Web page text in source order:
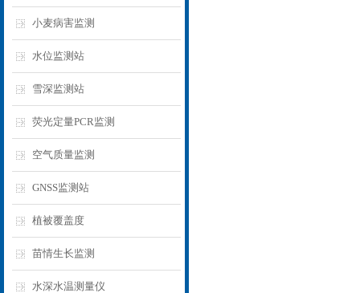
小麦病害监测
水位监测站
雪深监测站
荧光定量PCR监测
空气质量监测
GNSS监测站
植被覆盖度
苗情生长监测
水深水温测量仪